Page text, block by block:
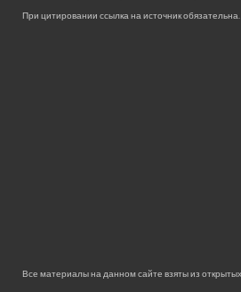
При цитировании ссылка на источник обязательна.
Все материалы на данном сайте взяты из